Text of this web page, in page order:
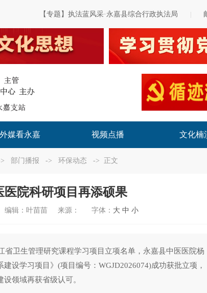
【专题】执法蓝风采·永嘉县综合行政执法局
外媒看永嘉 视频点播 文化楠
部门播报 -> 环保动态 -> 正文
院科研项目再添硕果
编辑： 叶苗苗 来源： 字体： 大 中 小
卫生管理研究课程学习项目立项名单，永嘉县中医医院杨
设学习项目》(项目编号：WGJD2026074)成功获批立项，
领域再获省级认可。